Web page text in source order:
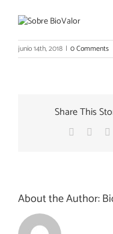
junio 14th, 2018 | 0 Comments
Share This
Facebook
About the Author: